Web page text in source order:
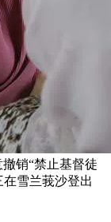
销“禁止基督徒
在雪兰莪沙登出